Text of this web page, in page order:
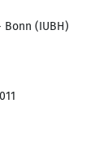
(IUBH)